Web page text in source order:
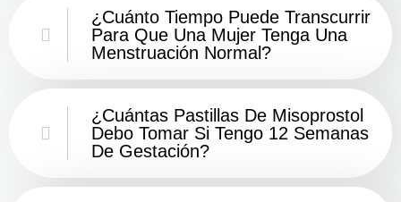
¿Cuánto Tiempo Puede Transcurrir
Para Que Una Mujer Tenga Una
Menstruación Normal?
¿Cuántas Pastillas De Misoprostol
Debo Tomar Si Tengo 12 Semanas
De Gestación?